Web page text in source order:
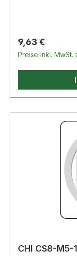
Buchhaltung
Regulärer Preis:
9,63 €
Preise inkl. MwSt.
CHI CS8-M5-